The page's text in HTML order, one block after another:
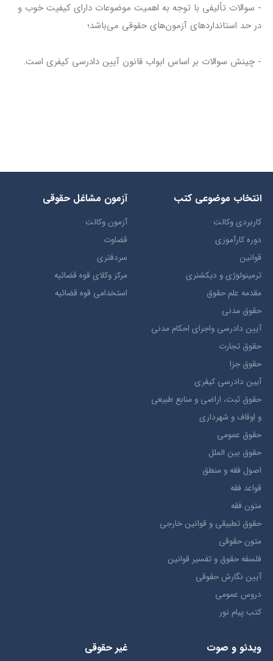
- سوالات تألیفی با توجه به اهمیت موضوعات دارای کیفیت خوب و
در حد استاندارد‌های آزمون‌های حقوقی می‌باشد؛
- چینش سوالات بر اساس ابواب قانون آیین دادرسی کیفری است.
انتخاب​ موضوعي​ کتب
کاربردی وکالت
دوره کارآموزی
قوانین
ترمينولوژي و ديکشنري
مقدمه علم حقوق
حقوق مدني
آيين دادرسي ​واجراي ​احکام ​مدني
حقوق تجارت
حقوق جزا
آيین دادرسی کیفری
حقوق ثبت، اراضي و منابع طبيعي
و اوقاف و شهرداری
حقوق عمومی
حقوق بين الملل
اصول فقه و منطق
قواعد فقه
متون فقه
حقوق تطبيقي و قوانین خارجی
متون حقوقي
فلسفه حقوق و تفسیر قوانین
آیین نگارش حقوقی
دروس عمومی
کتب پیام نور
آزمون مشاغل حقوقی
آزمون وکالت
قضاوت
سردفتری
مرکز وکلای قوه قضائیه
استخدامی قوه قضائیه
ویدئو و صوت غیر حقوقی